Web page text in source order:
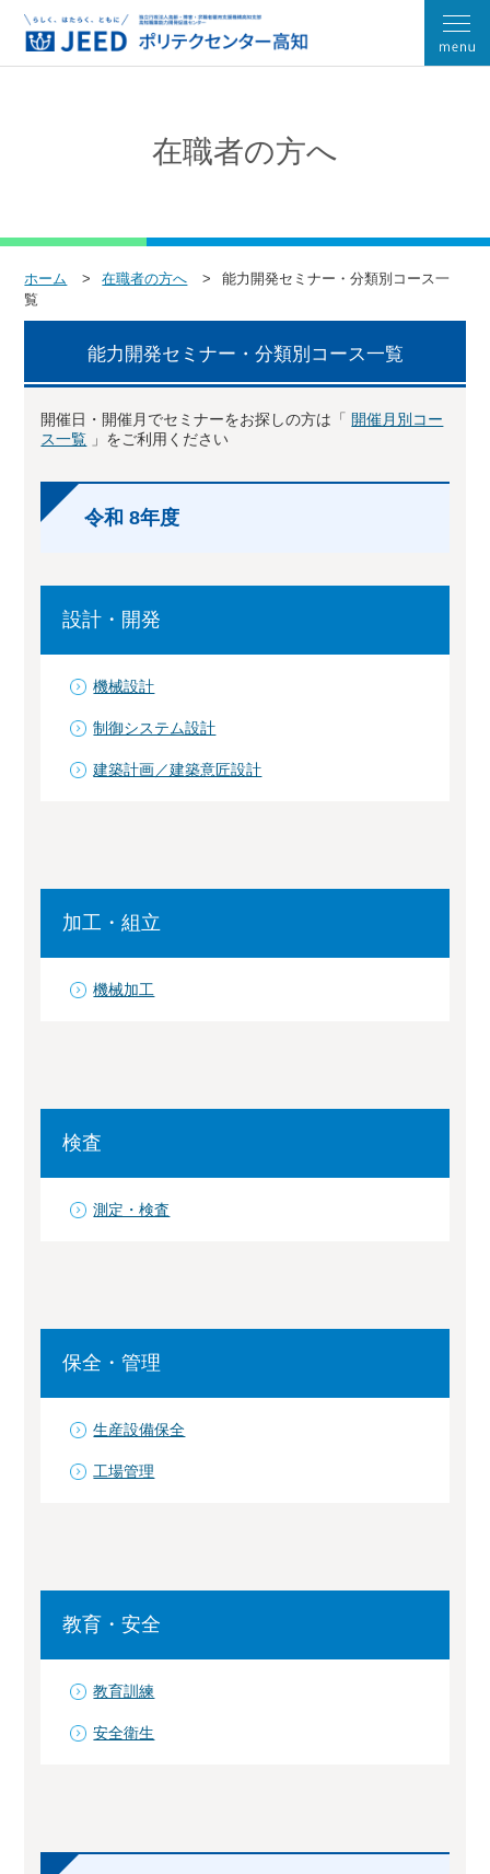
在職者の方へ
ホーム 在職者の方へ
能力開発セミナー・分類別コース一
覧
能力開発セミナー・分類別コース一覧
開催日・開催月でセミナーをお探しの方は「 開催月別コー
ス一覧 」をご利用ください
令和 8年度
設計・開発
機械設計
制御システム設計
建築計画／建築意匠設計
加工・組立
機械加工
検査
測定・検査
保全・管理
生産設備保全
工場管理
教育・安全
教育訓練
安全衛生